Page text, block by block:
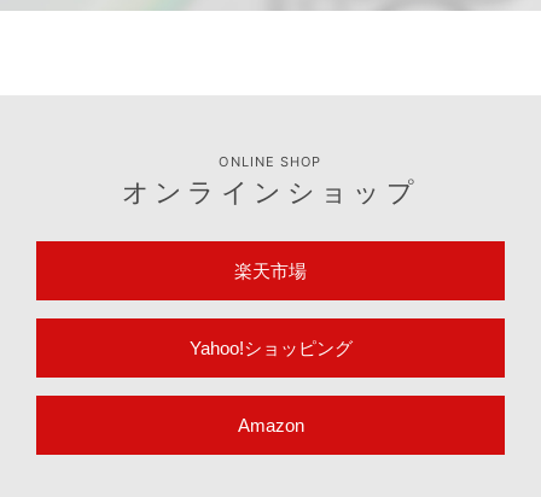
ONLINE SHOP
オンラインショップ
楽天市場
Yahoo!ショッピング
Amazon